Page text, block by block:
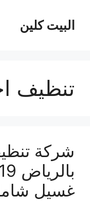
المحتوىالبيت كلين
تنظيف
شركة
غسيل